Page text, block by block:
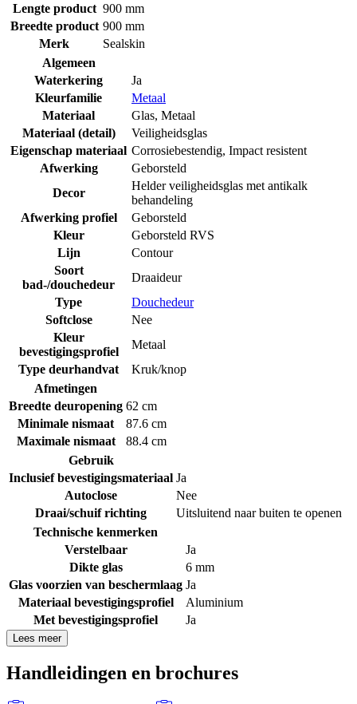
Lengte product 900 mm
Breedte product 900 mm
Merk
Sealskin
Algemeen
Waterkering
Ja
Kleurfamilie
Metaal
Materiaal
Glas, Metaal
Materiaal (detail)
Veiligheidsglas
Eigenschap materiaal Corrosiebestendig, Impact resistent
Afwerking
Geborsteld
Decor
Helder veiligheidsglas met antikalk
behandeling
Afwerking profiel
Geborsteld
Kleur
Geborsteld RVS
Lijn
Contour
Soort
bad-/douchedeur
Draaideur
Type
Douchedeur
Softclose
Nee
Kleur
bevestigingsprofiel
Metaal
Type deurhandvat
Kruk/knop
Afmetingen
Breedte deuropening 62 cm
Minimale nismaat
87.6 cm
Maximale nismaat
88.4 cm
Gebruik
Inclusief bevestigingsmateriaal Ja
Autoclose
Nee
Draai/schuif richting
Uitsluitend naar buiten te openen
Technische kenmerken
Verstelbaar
Ja
Dikte glas
6 mm
Glas voorzien van beschermlaag Ja
Materiaal bevestigingsprofiel
Aluminium
Met bevestigingsprofiel
Ja
Lees meer
Handleidingen en brochures